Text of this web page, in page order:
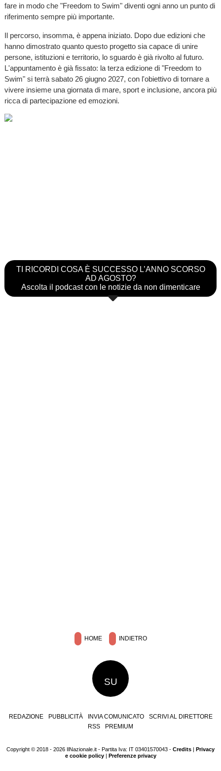
fare in modo che "Freedom to Swim" diventi ogni anno un punto di
riferimento sempre più importante.
Il percorso, insomma, è appena iniziato. Dopo due edizioni che
hanno dimostrato quanto questo progetto sia capace di unire
persone, istituzioni e territorio, lo sguardo è già rivolto al futuro.
L'appuntamento è già fissato: la terza edizione di "Freedom to
Swim" si terrà sabato 26 giugno 2027, con l'obiettivo di tornare a
vivere insieme una giornata di mare, sport e inclusione, ancora più
ricca di partecipazione ed emozioni.
TI RICORDI COSA È SUCCESSO L’ANNO SCORSO
AD AGOSTO?
Ascolta il podcast con le notizie da non dimenticare
HOME INDIETRO
SU
REDAZIONE PUBBLICITÀ INVIA COMUNICATO
SCRIVI AL DIRETTORE
RSS
PREMIUM
Copyright © 2018 - 2026 IlNazionale.it - Partita Iva: IT 03401570043 - Credits | Privacy
e cookie policy| Preferenze privacy